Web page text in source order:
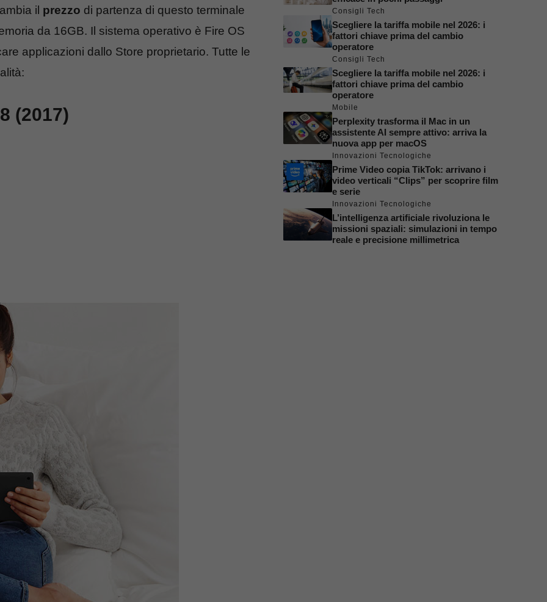
il prezzo di partenza di questo terminale
da 16GB. Il sistema operativo è Fire OS
applicazioni dallo Store proprietario. Tutte le
(2017)
Consigli Tech
Scegliere la tariffa mobile nel 2026: i
fattori chiave prima del cambio
operatore
Consigli Tech
Scegliere la tariffa mobile nel 2026: i
fattori chiave prima del cambio
operatore
Mobile
Perplexity trasforma il Mac in un
assistente AI sempre attivo: arriva la
nuova app per macOS
Innovazioni Tecnologiche
Prime Video copia TikTok: arrivano i
video verticali “Clips” per scoprire film
e serie
Innovazioni Tecnologiche
L’intelligenza artificiale rivoluziona le
missioni spaziali: simulazioni in tempo
reale e precisione millimetrica